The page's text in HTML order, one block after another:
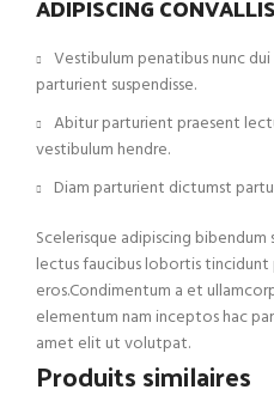
Vestibulum penatibus nunc
parturient suspendisse.
Abitur parturient praesent
vestibulum hendre.
Diam parturient dictumst
Scelerisque adipiscing
lectus faucibus lobortis tincidunt
eros.Condimentum a et
elementum nam inceptos hac
amet elit ut volutpat.
Produits similaires